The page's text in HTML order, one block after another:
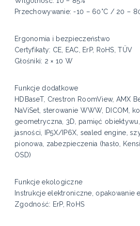
Przechowywanie: -10 – 60°C / 20 –
Ergonomia i bezpieczeństwo
Certyfikaty: CE, EAC, ErP, RoHS, TÜV
Głośniki: 2 × 10 W
Funkcje dodatkowe
HDBaseT, Crestron RoomView, AMX
NaViSet, sterowanie WWW, DICOM,
geometryczna, 3D, pamięć obiektywu,
jasności, IP5X/IP6X, sealed engine,
pionowa, zabezpieczenia (hasło,
OSD)
Funkcje ekologiczne
Instrukcje elektroniczne, opakowanie
Zgodność: ErP, RoHS